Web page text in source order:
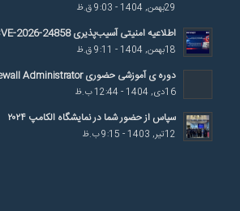
29بهمن, 1404 - 9:03 ق.ظ
اطلاعیه امنیتی آسیب‌پذیری CVE-2026-24858 در محصولات Fortinet
18بهمن, 1404 - 9:11 ق.ظ
دوره ی آموزشی حضوری Sophos Firewall Administrator
16دی, 1404 - 12:44 ب.ظ
سپاس از حضور شما در نمایشگاه الکامپ ۲۰۲۴
12تیر, 1403 - 9:15 ب.ظ